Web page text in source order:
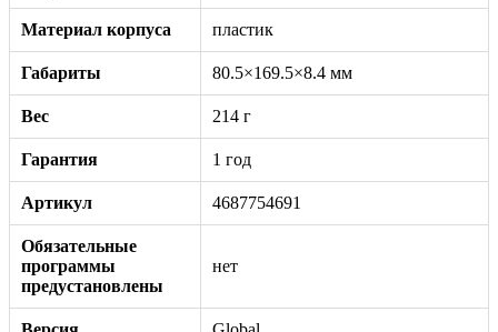
Материал корпуса пластик
Габариты 80.5×169.5×8.4 мм
Вес 214 г
Гарантия 1 год
Артикул 4687754691
Обязательные
программы
предустановлены
нет